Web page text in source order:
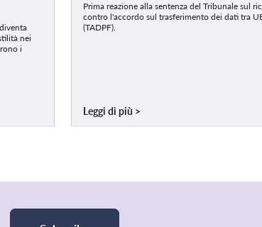
nei
i
Prima reazione alla sentenza del Tribunale sul
contro l'accordo sul trasferimento dei dati tra
(TADPF).
Leggi di più